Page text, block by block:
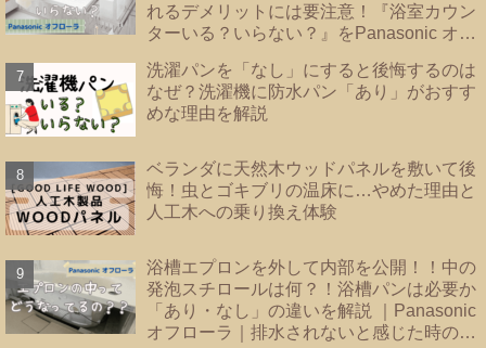
れるデメリットには要注意！『浴室カウン
ターいる？いらない？』をPanasonic オフ
洗濯パンを「なし」にすると後悔するのは
なぜ？洗濯機に防水パン「あり」がおすす
めな理由を解説
ベランダに天然木ウッドパネルを敷いて後
悔！虫とゴキブリの温床に…やめた理由と
人工木への乗り換え体験
浴槽エプロンを外して内部を公開！！中の
発泡スチロールは何？！浴槽パンは必要か
「あり・なし」の違いを解説 ｜Panasonic
オフローラ｜排水されないと感じた時のバ